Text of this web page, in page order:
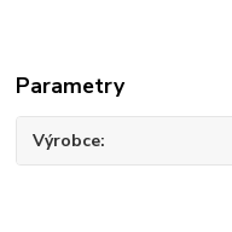
Parametry
Výrobce